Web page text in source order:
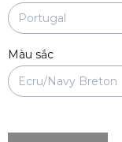
Màu sắc